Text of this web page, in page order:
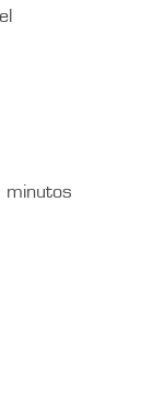
minutos